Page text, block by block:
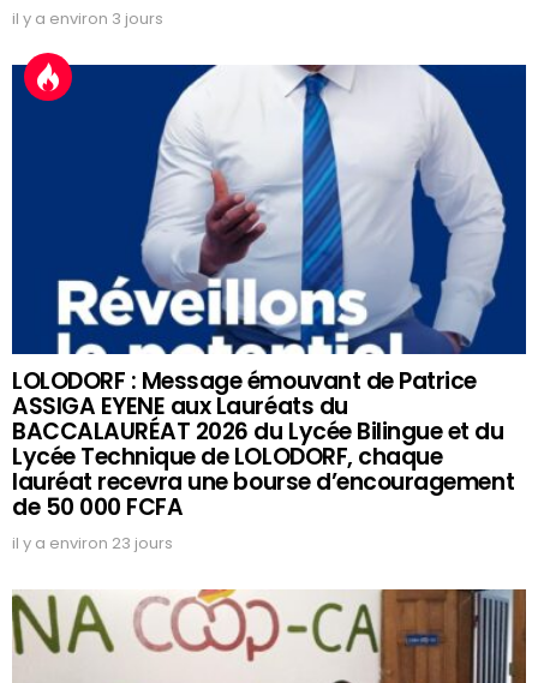
il y a environ 3 jours
LOLODORF : Message émouvant de Patrice
ASSIGA EYENE aux Lauréats du
BACCALAURÉAT 2026 du Lycée Bilingue et du
Lycée Technique de LOLODORF, chaque
lauréat recevra une bourse d’encouragement
de 50 000 FCFA
il y a environ 23 jours